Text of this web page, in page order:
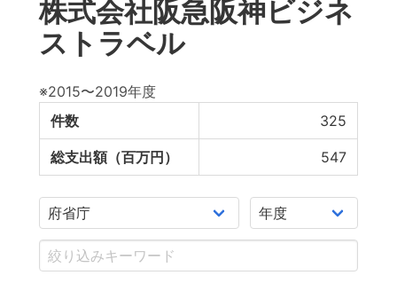
株式会社阪急阪神ビジネ
ストラベル
※2015〜2019年度
件数
325
総支出額（百万円） 547